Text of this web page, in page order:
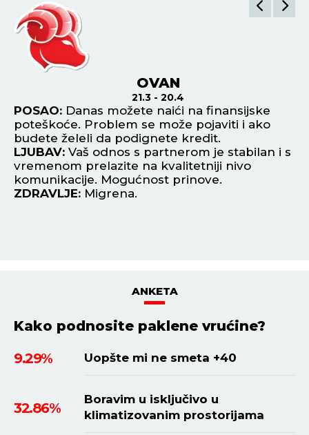
OVAN
21.3 - 20.4
POSAO: Danas možete naići na finansijske
poteškoće. Problem se može pojaviti i ako
budete želeli da podignete kredit.
LJUBAV: Vaš odnos s partnerom je stabilan i s
vremenom prelazite na kvalitetniji nivo
komunikacije. Mogućnost prinove.
ZDRAVLJE: Migrena.
ANKETA
Kako podnosite paklene vrućine?
9.29%
Uopšte mi ne smeta +40
32.86%
Boravim u isključivo u
klimatizovanim prostorijama